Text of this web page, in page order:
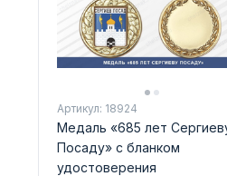
Артикул: 18924
Медаль «685 лет
Посаду» с бланком
удостоверения